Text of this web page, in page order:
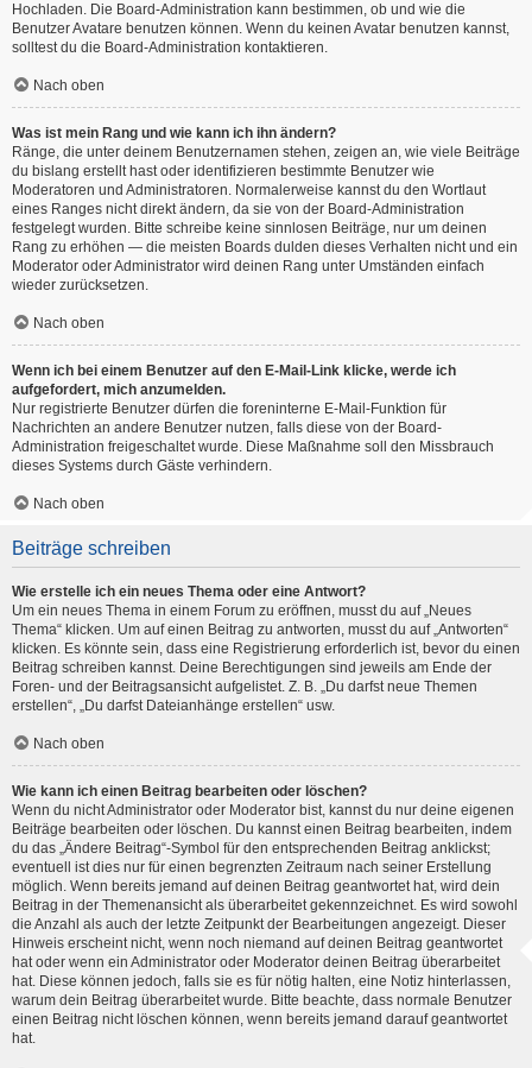
Hochladen. Die Board-Administration kann bestimmen, ob und wie die
Benutzer Avatare benutzen können. Wenn du keinen Avatar benutzen kannst,
solltest du die Board-Administration kontaktieren.
Nach oben
Was ist mein Rang und wie kann ich ihn ändern?
Ränge, die unter deinem Benutzernamen stehen, zeigen an, wie viele Beiträge
du bislang erstellt hast oder identifizieren bestimmte Benutzer wie
Moderatoren und Administratoren. Normalerweise kannst du den Wortlaut
eines Ranges nicht direkt ändern, da sie von der Board-Administration
festgelegt wurden. Bitte schreibe keine sinnlosen Beiträge, nur um deinen
Rang zu erhöhen — die meisten Boards dulden dieses Verhalten nicht und ein
Moderator oder Administrator wird deinen Rang unter Umständen einfach
wieder zurücksetzen.
Nach oben
Wenn ich bei einem Benutzer auf den E-Mail-Link klicke, werde ich
aufgefordert, mich anzumelden.
Nur registrierte Benutzer dürfen die foreninterne E-Mail-Funktion für
Nachrichten an andere Benutzer nutzen, falls diese von der Board-
Administration freigeschaltet wurde. Diese Maßnahme soll den Missbrauch
dieses Systems durch Gäste verhindern.
Nach oben
Beiträge schreiben
Wie erstelle ich ein neues Thema oder eine Antwort?
Um ein neues Thema in einem Forum zu eröffnen, musst du auf „Neues
Thema“ klicken. Um auf einen Beitrag zu antworten, musst du auf „Antworten“
klicken. Es könnte sein, dass eine Registrierung erforderlich ist, bevor du einen
Beitrag schreiben kannst. Deine Berechtigungen sind jeweils am Ende der
Foren- und der Beitragsansicht aufgelistet. Z. B. „Du darfst neue Themen
erstellen“, „Du darfst Dateianhänge erstellen“ usw.
Nach oben
Wie kann ich einen Beitrag bearbeiten oder löschen?
Wenn du nicht Administrator oder Moderator bist, kannst du nur deine eigenen
Beiträge bearbeiten oder löschen. Du kannst einen Beitrag bearbeiten, indem
du das „Ändere Beitrag“-Symbol für den entsprechenden Beitrag anklickst;
eventuell ist dies nur für einen begrenzten Zeitraum nach seiner Erstellung
möglich. Wenn bereits jemand auf deinen Beitrag geantwortet hat, wird dein
Beitrag in der Themenansicht als überarbeitet gekennzeichnet. Es wird sowohl
die Anzahl als auch der letzte Zeitpunkt der Bearbeitungen angezeigt. Dieser
Hinweis erscheint nicht, wenn noch niemand auf deinen Beitrag geantwortet
hat oder wenn ein Administrator oder Moderator deinen Beitrag überarbeitet
hat. Diese können jedoch, falls sie es für nötig halten, eine Notiz hinterlassen,
warum dein Beitrag überarbeitet wurde. Bitte beachte, dass normale Benutzer
einen Beitrag nicht löschen können, wenn bereits jemand darauf geantwortet
hat.